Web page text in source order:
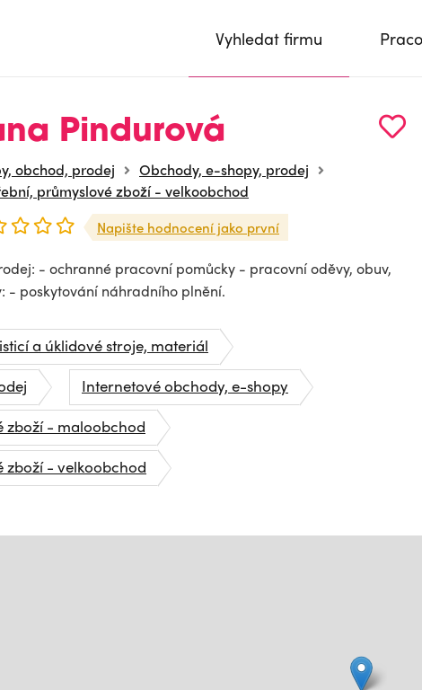
Vyhledat firmu
Pindurová
obchod, prodej
Obchody, e-shopy, prodej
průmyslové zboží - velkoobchod
Napište hodnocení jako první
- ochranné pracovní pomůcky - pracovní oděvy, obuv,
- poskytování náhradního plnění.
a úklidové stroje, materiál
Internetové obchody, e-shopy
zboží - maloobchod
zboží - velkoobchod